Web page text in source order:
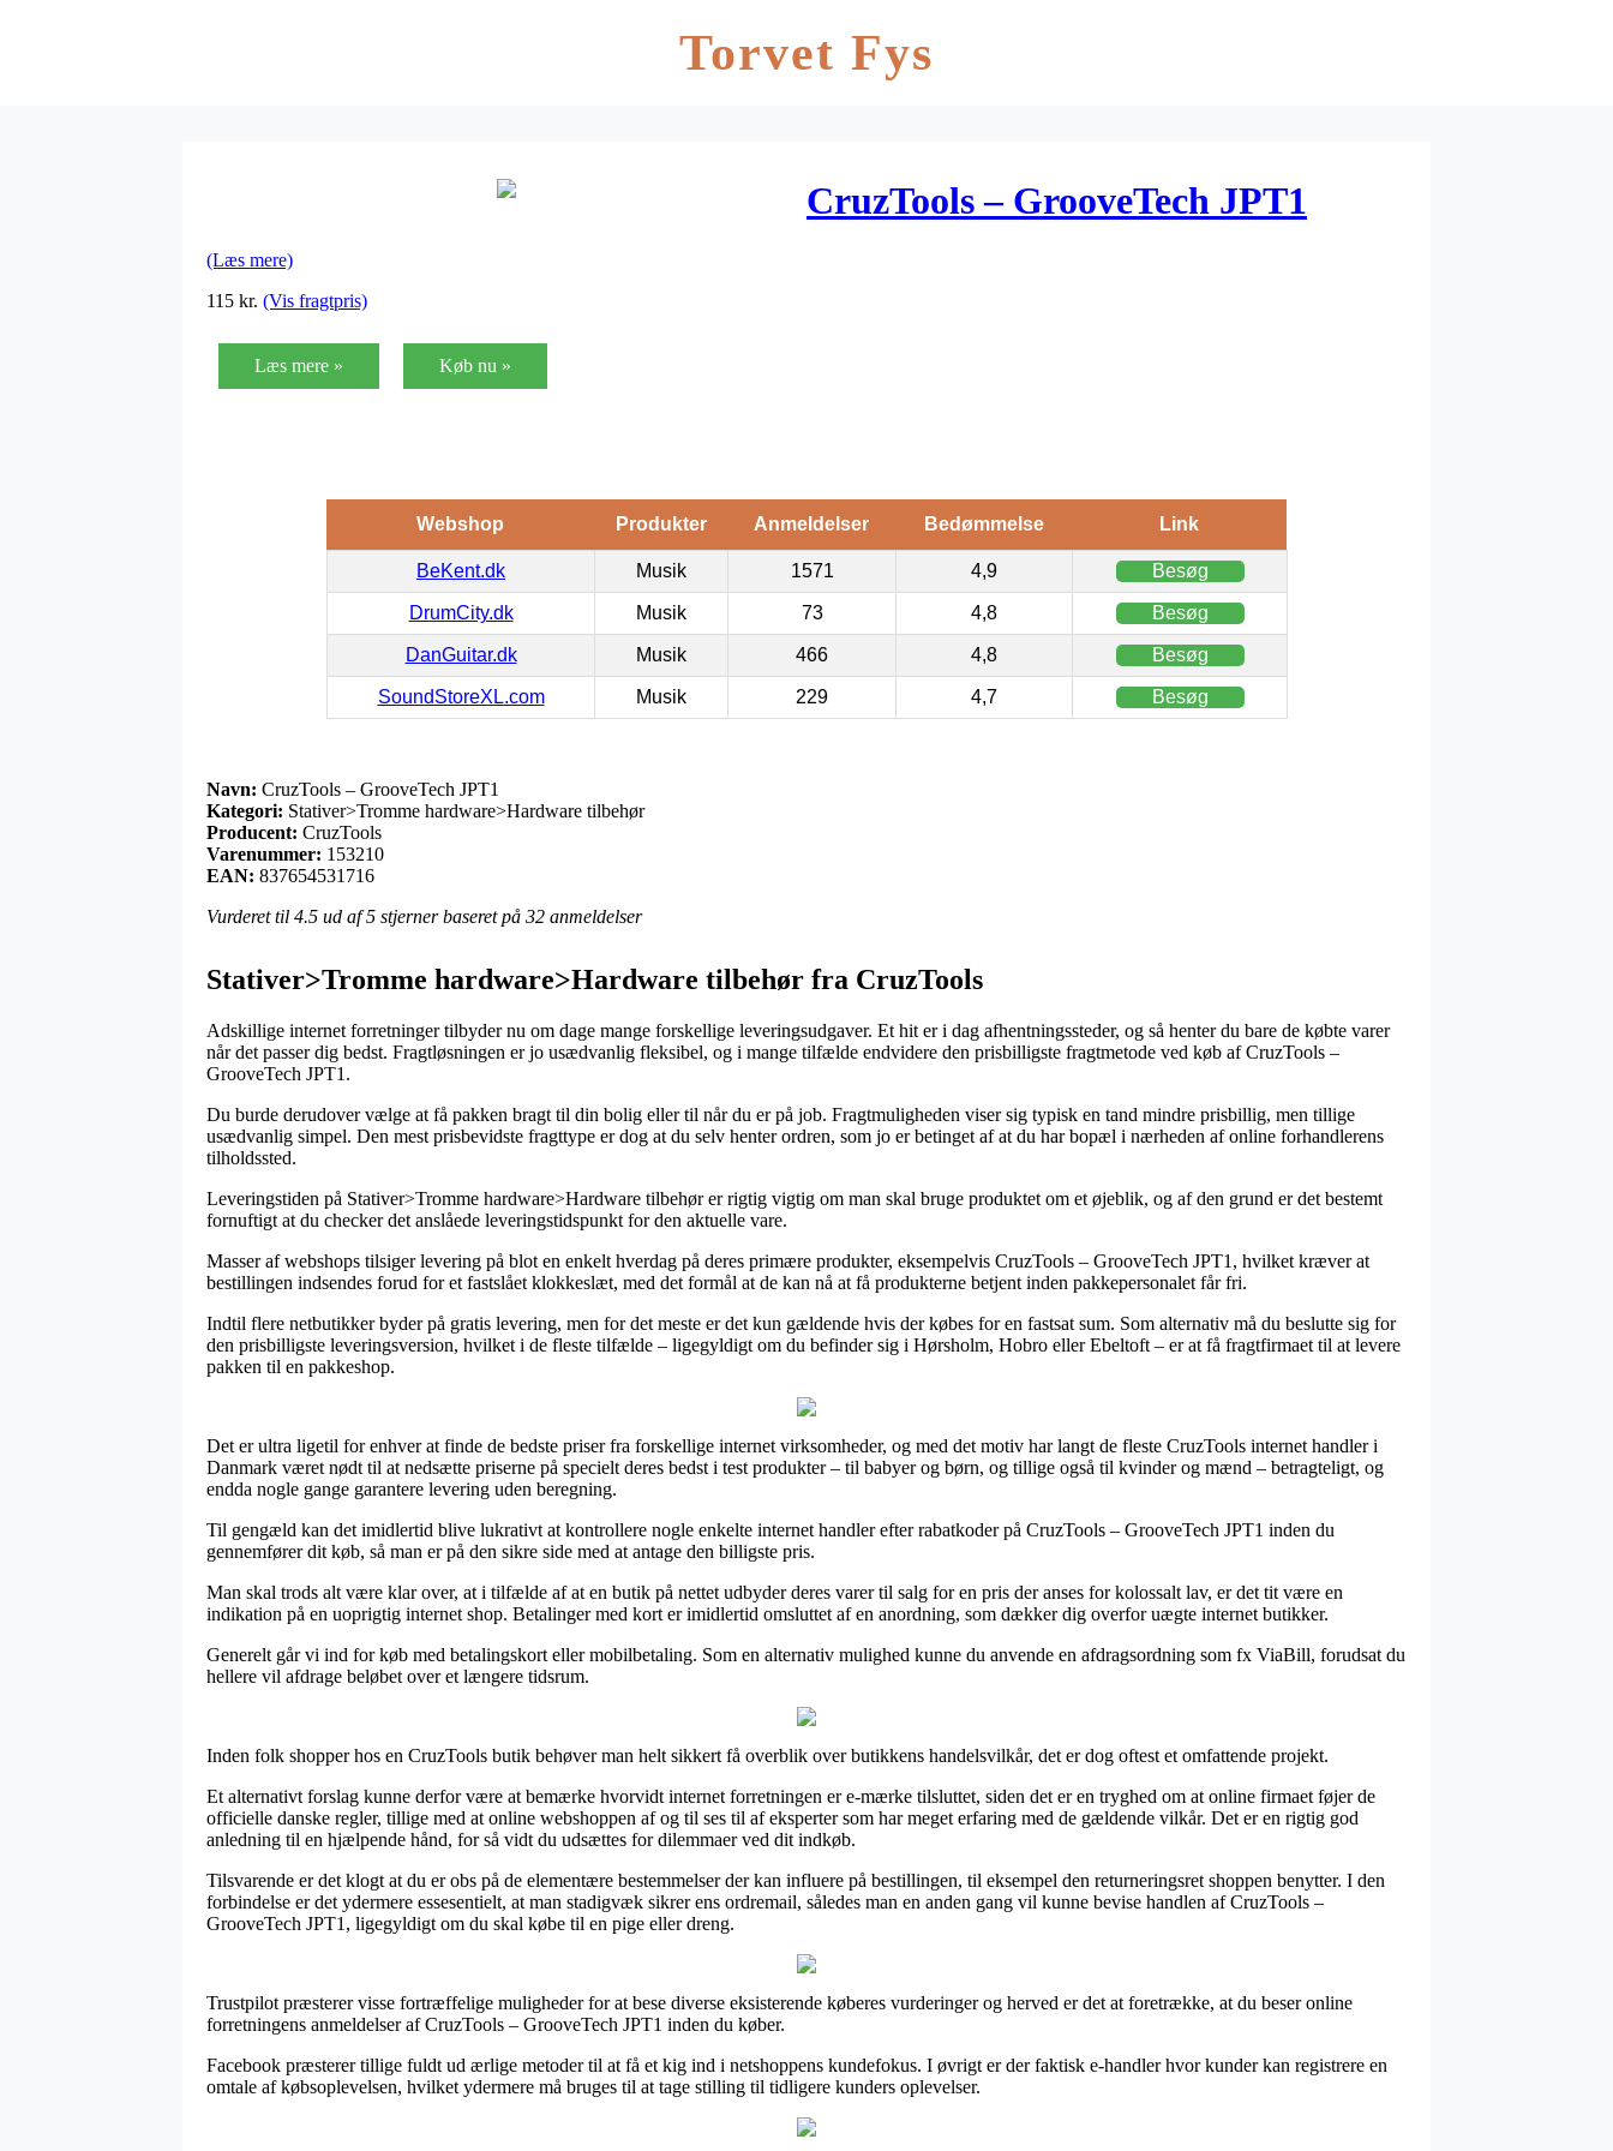
Torvet Fys
CruzTools – GrooveTech JPT1
(Læs mere)
115 kr. (Vis fragtpris)
Læs mere » Køb nu »
Webshop Produkter Anmeldelser Bedømmelse Link
BeKent.dk Musik 1571 4,9 Besøg
DrumCity.dk Musik 73 4,8 Besøg
DanGuitar.dk Musik 466 4,8 Besøg
SoundStoreXL.com Musik 229 4,7 Besøg
Navn: CruzTools – GrooveTech JPT1
Kategori: Stativer>Tromme hardware>Hardware tilbehør
Producent: CruzTools
Varenummer: 153210
EAN: 837654531716
Vurderet til 4.5 ud af 5 stjerner baseret på 32 anmeldelser
Stativer>Tromme hardware>Hardware tilbehør fra CruzTools
Adskillige internet forretninger tilbyder nu om dage mange forskellige leveringsudgaver. Et hit er i dag afhentningssteder, og så henter du bare de købte varer
når det passer dig bedst. Fragtløsningen er jo usædvanlig fleksibel, og i mange tilfælde endvidere den prisbilligste fragtmetode ved køb af CruzTools –
GrooveTech JPT1.
Du burde derudover vælge at få pakken bragt til din bolig eller til når du er på job. Fragtmuligheden viser sig typisk en tand mindre prisbillig, men tillige
usædvanlig simpel. Den mest prisbevidste fragttype er dog at du selv henter ordren, som jo er betinget af at du har bopæl i nærheden af online forhandlerens
tilholdssted.
Leveringstiden på Stativer>Tromme hardware>Hardware tilbehør er rigtig vigtig om man skal bruge produktet om et øjeblik, og af den grund er det bestemt
fornuftigt at du checker det anslåede leveringstidspunkt for den aktuelle vare.
Masser af webshops tilsiger levering på blot en enkelt hverdag på deres primære produkter, eksempelvis CruzTools – GrooveTech JPT1, hvilket kræver at
bestillingen indsendes forud for et fastslået klokkeslæt, med det formål at de kan nå at få produkterne betjent inden pakkepersonalet får fri.
Indtil flere netbutikker byder på gratis levering, men for det meste er det kun gældende hvis der købes for en fastsat sum. Som alternativ må du beslutte sig for
den prisbilligste leveringsversion, hvilket i de fleste tilfælde – ligegyldigt om du befinder sig i Hørsholm, Hobro eller Ebeltoft – er at få fragtfirmaet til at levere
pakken til en pakkeshop.
Det er ultra ligetil for enhver at finde de bedste priser fra forskellige internet virksomheder, og med det motiv har langt de fleste CruzTools internet handler i
Danmark været nødt til at nedsætte priserne på specielt deres bedst i test produkter – til babyer og børn, og tillige også til kvinder og mænd – betragteligt, og
endda nogle gange garantere levering uden beregning.
Til gengæld kan det imidlertid blive lukrativt at kontrollere nogle enkelte internet handler efter rabatkoder på CruzTools – GrooveTech JPT1 inden du
gennemfører dit køb, så man er på den sikre side med at antage den billigste pris.
Man skal trods alt være klar over, at i tilfælde af at en butik på nettet udbyder deres varer til salg for en pris der anses for kolossalt lav, er det tit være en
indikation på en uoprigtig internet shop. Betalinger med kort er imidlertid omsluttet af en anordning, som dækker dig overfor uægte internet butikker.
Generelt går vi ind for køb med betalingskort eller mobilbetaling. Som en alternativ mulighed kunne du anvende en afdragsordning som fx ViaBill, forudsat du
hellere vil afdrage beløbet over et længere tidsrum.
Inden folk shopper hos en CruzTools butik behøver man helt sikkert få overblik over butikkens handelsvilkår, det er dog oftest et omfattende projekt.
Et alternativt forslag kunne derfor være at bemærke hvorvidt internet forretningen er e-mærke tilsluttet, siden det er en tryghed om at online firmaet føjer de
officielle danske regler, tillige med at online webshoppen af og til ses til af eksperter som har meget erfaring med de gældende vilkår. Det er en rigtig god
anledning til en hjælpende hånd, for så vidt du udsættes for dilemmaer ved dit indkøb.
Tilsvarende er det klogt at du er obs på de elementære bestemmelser der kan influere på bestillingen, til eksempel den returneringsret shoppen benytter. I den
forbindelse er det ydermere essesentielt, at man stadigvæk sikrer ens ordremail, således man en anden gang vil kunne bevise handlen af CruzTools –
GrooveTech JPT1, ligegyldigt om du skal købe til en pige eller dreng.
Trustpilot præsterer visse fortræffelige muligheder for at bese diverse eksisterende køberes vurderinger og herved er det at foretrække, at du beser online
forretningens anmeldelser af CruzTools – GrooveTech JPT1 inden du køber.
Facebook præsterer tillige fuldt ud ærlige metoder til at få et kig ind i netshoppens kundefokus. I øvrigt er der faktisk e-handler hvor kunder kan registrere en
omtale af købsoplevelsen, hvilket ydermere må bruges til at tage stilling til tidligere kunders oplevelser.